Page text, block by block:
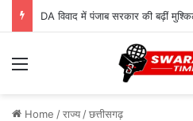
Menu
Home /राज्य /छत्तीसगढ़